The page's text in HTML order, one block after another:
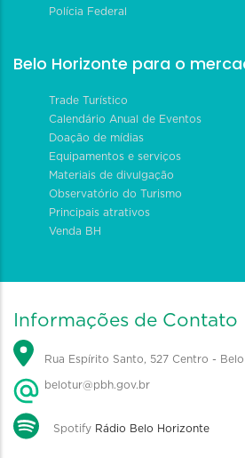
Polícia Federal
Belo Horizonte para o
Trade Turístico
Calendário Anual de Eventos
Doação de mídias
Equipamentos e serviços
Materiais de divulgação
Observatório do Turismo
Principais atrativos
Venda BH
Informações de Contato
Rua Espírito Santo, 527 Centro -
belotur@pbh.gov.br
Spotify Rádio Belo Horizonte